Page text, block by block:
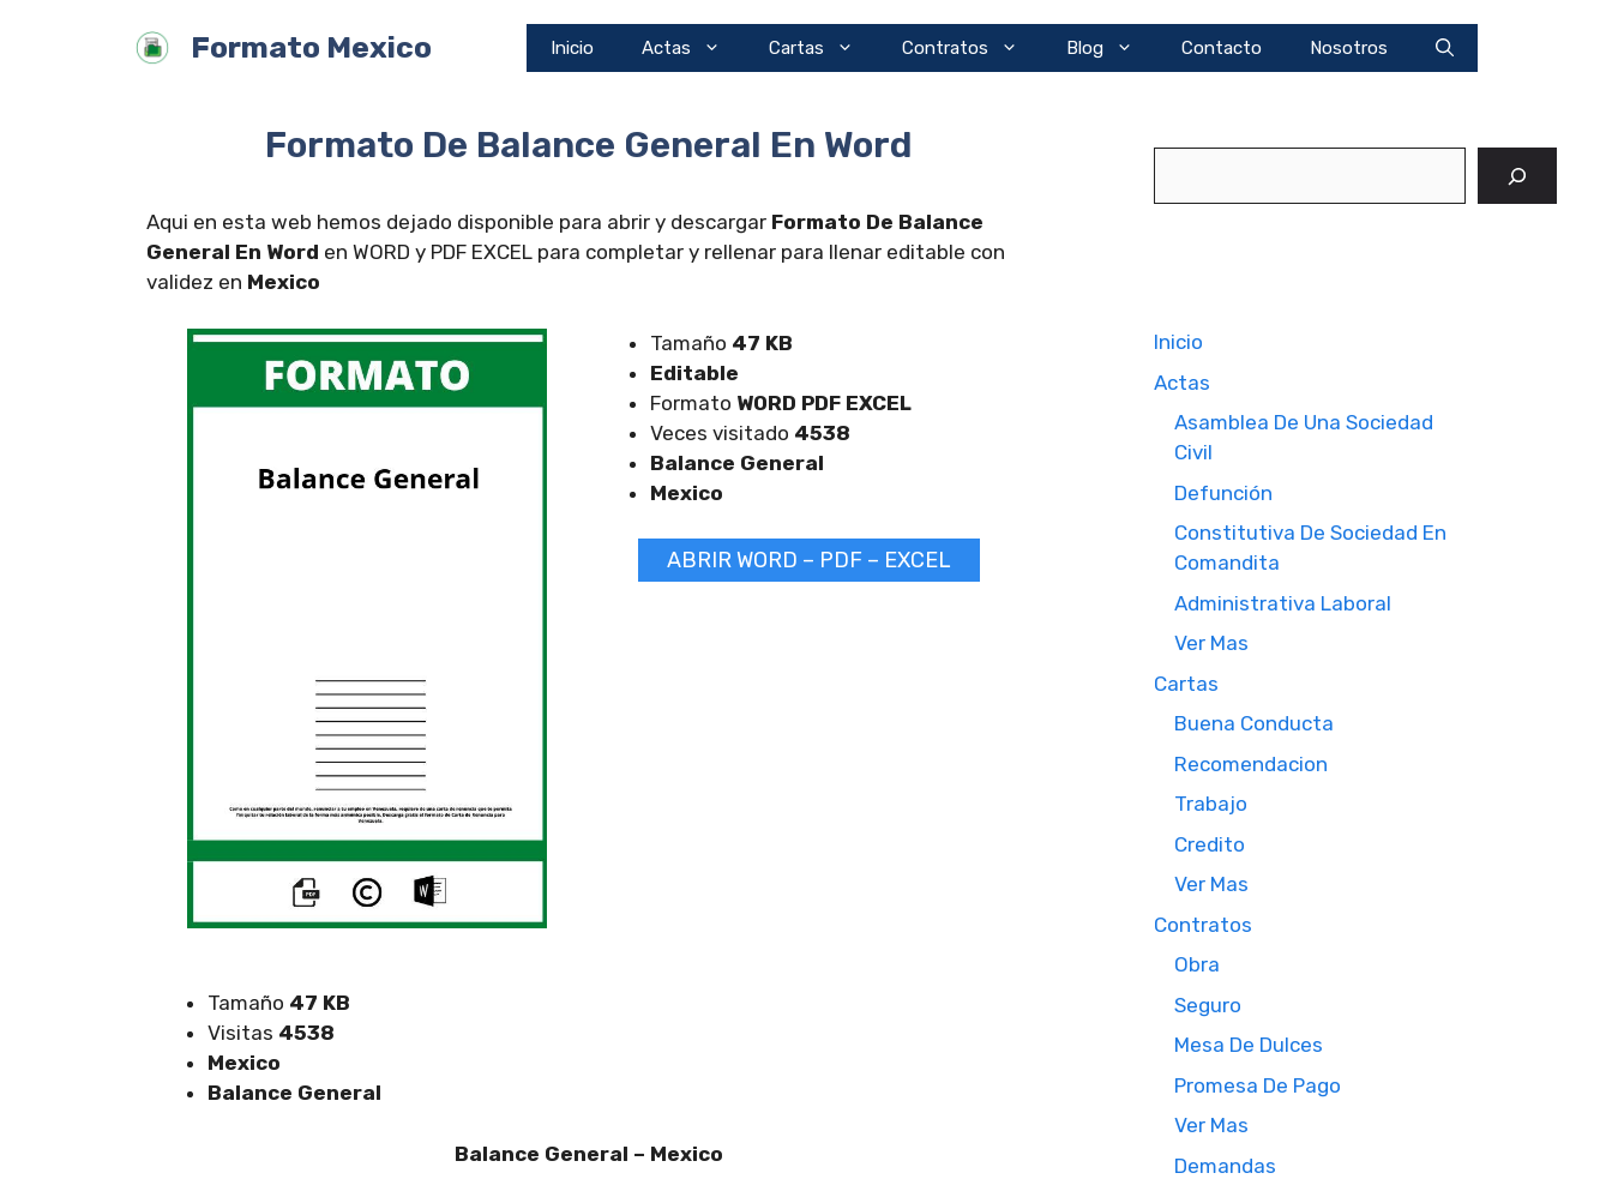
Formato Mexico Inicio Actas Cartas Contratos Blog Contacto Nosotros
Formato De Balance General En Word
Aqui en esta web hemos dejado disponible para abrir y descargar Formato De Balance
General En Word en WORD y PDF EXCEL para completar y rellenar para llenar editable con
validez en Mexico
Tamaño 47 KB
Editable
Formato WORD PDF EXCEL
Veces visitado 4538
Balance General
Mexico
ABRIR WORD – PDF – EXCEL
Tamaño 47 KB
Visitas 4538
Mexico
Balance General
Balance General – Mexico
Inicio
Actas
Asamblea De Una Sociedad
Civil
Defunción
Constitutiva De Sociedad En
Comandita
Administrativa Laboral
Ver Mas
Cartas
Buena Conducta
Recomendacion
Trabajo
Credito
Ver Mas
Contratos
Obra
Seguro
Mesa De Dulces
Promesa De Pago
Ver Mas
Demandas